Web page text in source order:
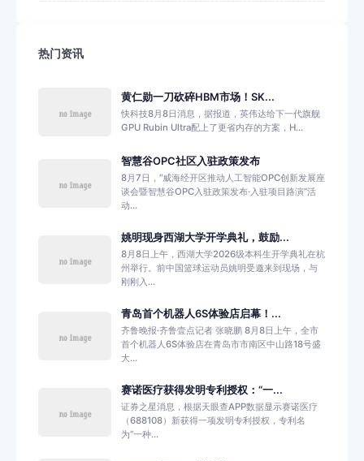
热门资讯
黄仁勋一刀砍碎HBM市场！SK...
快科技8月8日消息，据报道，英伟达给下一代旗舰
GPU Rubin Ultra配上了更省内存的方案，H...
智慧谷OPC社区入驻政策发布
8月7日，“威海经开区推动人工智能OPC创新发展座
谈会暨智慧谷OPC入驻政策发布·入驻项目路演”活
动...
姚明现身西湖大学开学典礼，鼓励...
8月8日上午，西湖大学2026级本科生开学典礼在杭
州举行。前中国篮球运动员姚明受邀来到现场，与
刚刚入...
青岛首个机器人6S体验店启幕！...
齐鲁晚报·齐鲁壹点记者 张晓鹏 8月8日上午，全市
首个机器人6S体验店在青岛市市南区中山路18号盛
大...
赛诺医疗获得发明专利授权：“一...
证券之星消息，根据天眼查APP数据显示赛诺医疗
（688108）新获得一项发明专利授权，专利名
为“一种...